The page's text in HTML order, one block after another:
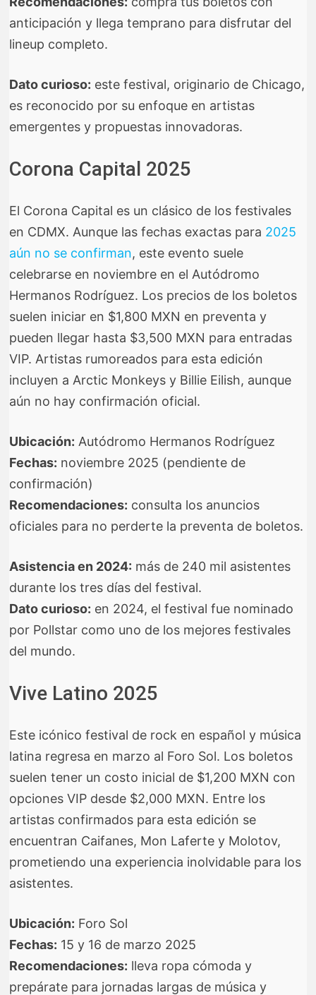
anticipación y llega temprano para disfrutar del
lineup completo.
Dato curioso: este festival, originario de Chicago,
es reconocido por su enfoque en artistas
emergentes y propuestas innovadoras.
Corona Capital 2025
El Corona Capital es un clásico de los festivales
en CDMX. Aunque las fechas exactas para 2025
aún no se confirman, este evento suele
celebrarse en noviembre en el Autódromo
Hermanos Rodríguez. Los precios de los boletos
suelen iniciar en $1,800 MXN en preventa y
pueden llegar hasta $3,500 MXN para entradas
VIP. Artistas rumoreados para esta edición
incluyen a Arctic Monkeys y Billie Eilish, aunque
aún no hay confirmación oficial.
Ubicación: Autódromo Hermanos Rodríguez
Fechas: noviembre 2025 (pendiente de
confirmación)
Recomendaciones: consulta los anuncios
oficiales para no perderte la preventa de boletos.
Asistencia en 2024: más de 240 mil asistentes
durante los tres días del festival.
Dato curioso: en 2024, el festival fue nominado
por Pollstar como uno de los mejores festivales
del mundo.
Vive Latino 2025
Este icónico festival de rock en español y música
latina regresa en marzo al Foro Sol. Los boletos
suelen tener un costo inicial de $1,200 MXN con
opciones VIP desde $2,000 MXN. Entre los
artistas confirmados para esta edición se
encuentran Caifanes, Mon Laferte y Molotov,
prometiendo una experiencia inolvidable para los
asistentes.
Ubicación: Foro Sol
Fechas: 15 y 16 de marzo 2025
Recomendaciones: lleva ropa cómoda y
prepárate para jornadas largas de música y